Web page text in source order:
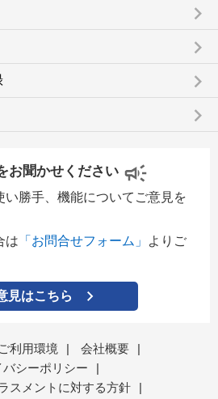
keyboard_arrow_right
keyboard_arrow_right
keyboard_arrow_right
keyboard_arrow_right
お聞かせください
い勝手、機能についてご意見を
は 「お問合せフォーム」
よりご
見はこちら
ご利用環境 | 会社概要
|
バシーポリシー
|
スメントに対する方針
|